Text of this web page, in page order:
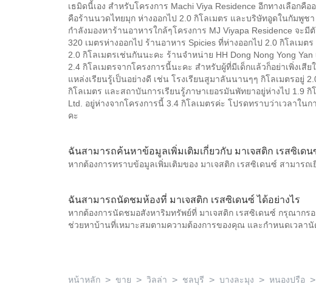
เธมิดนี้เอง สำหรับโครงการ Machi Viya Residence อีกทางเลือกคื
คือร้านนวดไทยมุก ห่างออกไป 2.0 กิโลเมตร และบริษัทอูดในกัมพู
กำลังมองหาร้านอาหารใกล้ๆโครงการ MJ Viyapa Residence จะ
320 เมตรห่างออกไป ร้านอาหาร Spicies ที่ห่างออกไป 2.0 กิโลเมต
2.0 กิโลเมตรเช่นกันนะคะ ร้านจำหน่าย HH Dong Nong Yong
2.4 กิโลเมตรจากโครงการนี้นะคะ สำหรับผู้ที่มีเด็กแล้วก็อย่าเพิ่งเสีย
แหล่งเรียนรู้เป็นอย่างดี เช่น โรงเรียนสูมาลันนานๆๆ กิโลเมตรอยู่
กิโลเมตร และสถาบันการเรียนรู้ภาษาเยอรมันพัทยาอยู่ห่างไป 1.9
Ltd. อยู่ห่างจากโครงการนี้ 3.4 กิโลเมตรค่ะ โปรดทราบว่าเวลาใน
คะ
ฉันสามารถค้นหาข้อมูลเพิ่มเติมเกี่ยวกับ มาเจสติก เรสซิเดน
หากต้องการทราบข้อมูลเพิ่มเติมของ มาเจสติก เรสซิเดนซ์ สามารถ
ฉันสามารถนัดชมห้องที่ มาเจสติก เรสซิเดนซ์ ได้อย่างไร
หากต้องการนัดชมอสังหาริมทรัพย์ที่ มาเจสติก เรสซิเดนซ์ กรุณากร
ช่วยหาบ้านที่เหมาะสมตามความต้องการของคุณ และกำหนดเวลา
หน้าหลัก > ขาย > วิลล่า > ชลบุรี > บางละมุง > หนองปรือ >